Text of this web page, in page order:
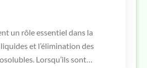
un rôle essentiel dans la
et l’élimination des
Lorsqu’ils sont…